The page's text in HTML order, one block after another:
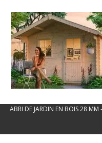
ABRI DE JARDIN EN BOIS 28 MM